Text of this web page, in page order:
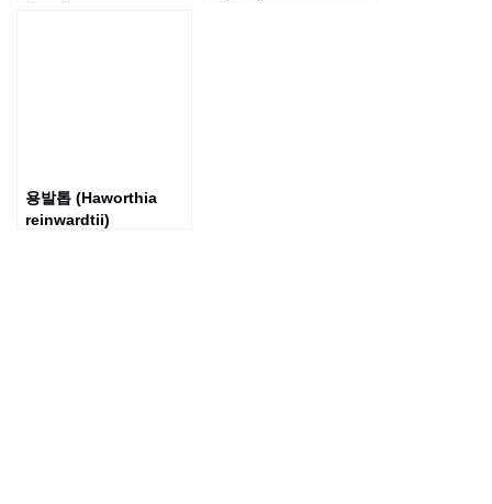
용발톱 (Haworthia
reinwardtii)